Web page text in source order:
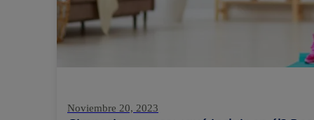
Noviembre 20, 2023